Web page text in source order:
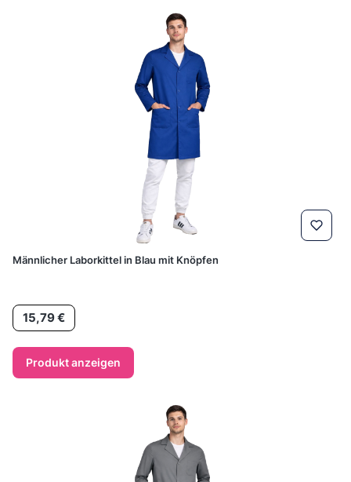
Männlicher Laborkittel in Blau mit Knöpfen
Preis
15,79 €
Produkt anzeigen